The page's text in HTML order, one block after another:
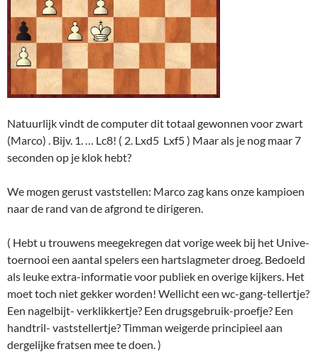
Natuurlijk vindt de computer dit totaal gewonnen voor zwart
(Marco) . Bijv. 1. … Lc8! ( 2. Lxd5 Lxf5 ) Maar als je nog maar 7
seconden op je klok hebt?
We mogen gerust vaststellen: Marco zag kans onze kampioen
naar de rand van de afgrond te dirigeren.
( Hebt u trouwens meegekregen dat vorige week bij het Unive-
toernooi een aantal spelers een hartslagmeter droeg. Bedoeld
als leuke extra-informatie voor publiek en overige kijkers. Het
moet toch niet gekker worden! Wellicht een wc-gang-tellertje?
Een nagelbijt- verklikkertje? Een drugsgebruik-proefje? Een
handtril- vaststellertje? Timman weigerde principieel aan
dergelijke fratsen mee te doen. )